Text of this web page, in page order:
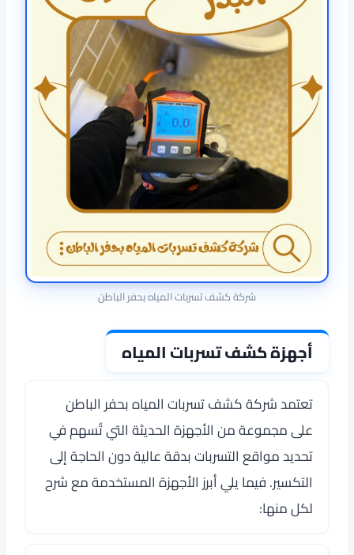
شركة كشف تسربات المياه بحفر الباطن
أجهزة كشف تسربات المياه
تعتمد شركة كشف تسربات المياه بحفر الباطن
على مجموعة من الأجهزة الحديثة التي تُسهم في
تحديد مواقع التسربات بدقة عالية دون الحاجة إلى
التكسير. فيما يلي أبرز الأجهزة المستخدمة مع شرح
لكل منها: